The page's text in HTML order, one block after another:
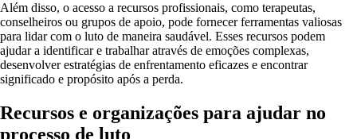
Além disso, o acesso a recursos profissionais, como terapeutas,
conselheiros ou grupos de apoio, pode fornecer ferramentas valiosas
para lidar com o luto de maneira saudável. Esses recursos podem
ajudar a identificar e trabalhar através de emoções complexas,
desenvolver estratégias de enfrentamento eficazes e encontrar
significado e propósito após a perda.
Recursos e organizações para ajudar no
processo de luto